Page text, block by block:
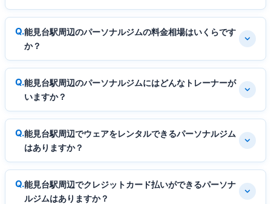
能見台駅周辺のパーソナルジムの料金相場はいくらです
か？
能見台駅周辺のパーソナルジムにはどんなトレーナーが
いますか？
能見台駅周辺でウェアをレンタルできるパーソナルジム
はありますか？
能見台駅周辺でクレジットカード払いができるパーソナ
ルジムはありますか？